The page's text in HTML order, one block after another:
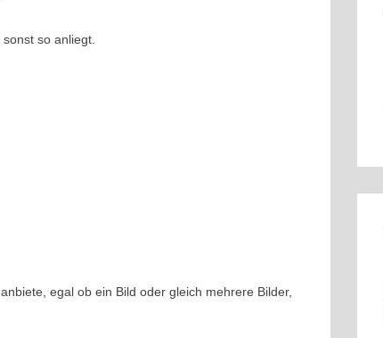
so anliegt.
egal ob ein Bild oder gleich mehrere Bilder,